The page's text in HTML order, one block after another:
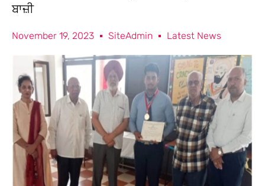
ਬਾਜ਼ੀ
November 19, 2023 SiteAdmin Latest News